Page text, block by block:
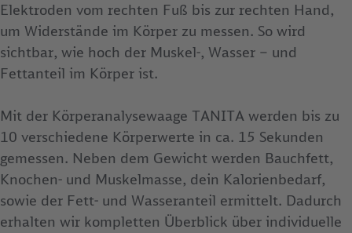
Elektroden vom rechten Fuß bis zur rechten Hand,
um Widerstände im Körper zu messen. So wird
sichtbar, wie hoch der Muskel-, Wasser – und
Fettanteil im Körper ist.
Mit der Körperanalysewaage TANITA werden bis zu
10 verschiedene Körperwerte in ca. 15 Sekunden
gemessen. Neben dem Gewicht werden Bauchfett,
Knochen- und Muskelmasse, dein Kalorienbedarf,
sowie der Fett- und Wasseranteil ermittelt. Dadurch
erhalten wir kompletten Überblick über individuelle